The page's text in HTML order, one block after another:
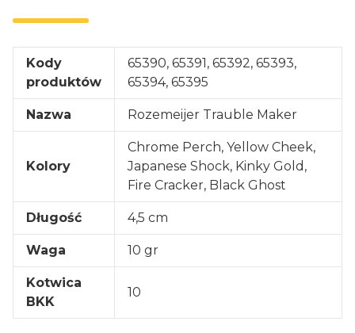
Kody
produktów
65390, 65391, 65392, 65393,
65394, 65395
Nazwa Rozemeijer Trauble Maker
Kolory
Chrome Perch, Yellow Cheek,
Japanese Shock, Kinky Gold,
Fire Cracker, Black Ghost
Długość 4,5 cm
Waga 10 gr
Kotwica
BKK
10